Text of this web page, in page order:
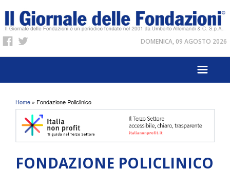
DOMENICA, 09 AGOSTO 2026
Tu sei qui
Home » Fondazione Policlinico
FONDAZIONE POLICLINICO